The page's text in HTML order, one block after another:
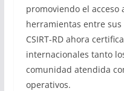
promoviendo el acceso
herramientas entre sus
CSIRT-RD ahora
internacionales tanto
comunidad atendida
operativos.